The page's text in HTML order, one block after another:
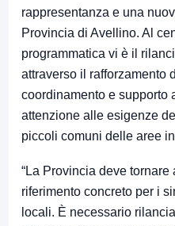
rappresentanza e una
Provincia di Avellino. Al
programmatica vi è il
attraverso il rafforzamento
coordinamento e supporto
attenzione alle esigenze
piccoli comuni delle aree
“La Provincia deve tornare
riferimento concreto per i
locali. È necessario